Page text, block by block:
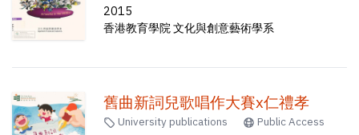
2015
香港教育學院 文化與創意藝術學系
舊曲新詞兒歌唱作大賽x仁禮孝
University publications Public Access